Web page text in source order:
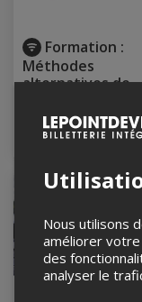
Formation :
Méthodes
alternatives de
tendances
11 et 13 mai 2027
Nous utilisons
améliorer
des
analyser le